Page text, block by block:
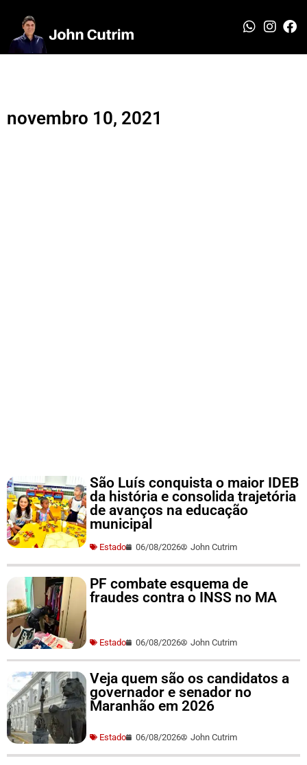
novembro 10, 2021
São Luís conquista o maior IDEB
da história e consolida trajetória
de avanços na educação
municipal
Estado 06/08/2026 John Cutrim
PF combate esquema de
fraudes contra o INSS no MA
Estado 06/08/2026 John Cutrim
Veja quem são os candidatos a
governador e senador no
Maranhão em 2026
Estado 06/08/2026 John Cutrim